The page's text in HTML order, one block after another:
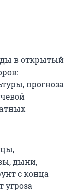
в открытый
прогноза
дыни,
с конца
угроза